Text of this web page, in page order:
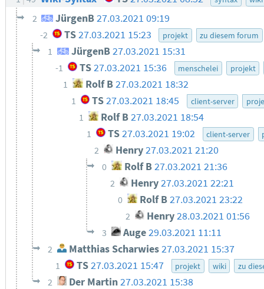
2 JürgenB 27.03.2021 09:19
-2 TS 27.03.2021 15:23 projekt zu diesem forum
1 JürgenB27.03.2021 15:31
-1 TS27.03.2021 15:36 menschelei projekt
1 Rolf B27.03.2021 18:32
1 TS27.03.2021 18:45 client-server
1 Rolf B27.03.2021 18:54
1 TS27.03.2021 19:02 client-server
2 Henry27.03.2021 21:20
0 Rolf B27.03.2021 21:36
2 Henry27.03.2021 22:21
0 Rolf B27.03.2021 23:22
2 Henry28.03.2021 01:56
3 Auge29.03.2021 11:11
2 Matthias Scharwies27.03.2021 15:37
1 TS27.03.2021 15:47 projekt wiki zu
2 Der Martin27.03.2021 15:38